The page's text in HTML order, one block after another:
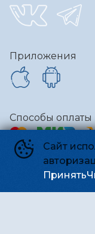
Сайт
Принять
Приложения
Способы оплаты
Контакты
Администрация